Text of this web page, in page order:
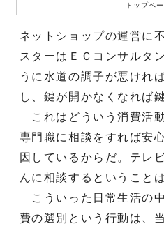
トップペ
ネットショップの運営に
スターはＥＣコンサルタ
うに水道の調子が悪けれ
し、鍵が開かなくなれば
これはどういう消費活
専門職に相談をすれば安
因しているからだ。テレ
んに相談するということ
こういった日常生活の
費の選別という行動は、